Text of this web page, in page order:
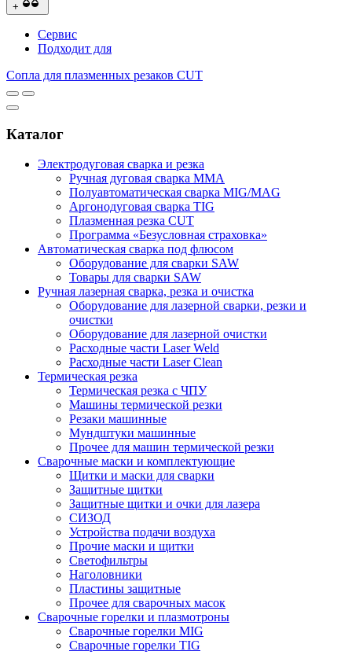
+
Сервис
Подходит для
Сопла для плазменных резаков CUT
Каталог
Электродуговая сварка и резка
Ручная дуговая сварка MMA
Полуавтоматическая сварка MIG/MAG
Аргонодуговая сварка TIG
Плазменная резка CUT
Программа «Безусловная страховка»
Автоматическая сварка под флюсом
Оборудование для сварки SAW
Товары для сварки SAW
Ручная лазерная сварка, резка и очистка
Оборудование для лазерной сварки, резки и
очистки
Оборудование для лазерной очистки
Расходные части Laser Weld
Расходные части Laser Clean
Термическая резка
Термическая резка с ЧПУ
Машины термической резки
Резаки машинные
Мундштуки машинные
Прочее для машин термической резки
Сварочные маски и комплектующие
Щитки и маски для сварки
Защитные щитки
Защитные щитки и очки для лазера
СИЗОД
Устройства подачи воздуха
Прочие маски и щитки
Светофильтры
Наголовники
Пластины защитные
Прочее для сварочных масок
Сварочные горелки и плазмотроны
Сварочные горелки MIG
Сварочные горелки TIG